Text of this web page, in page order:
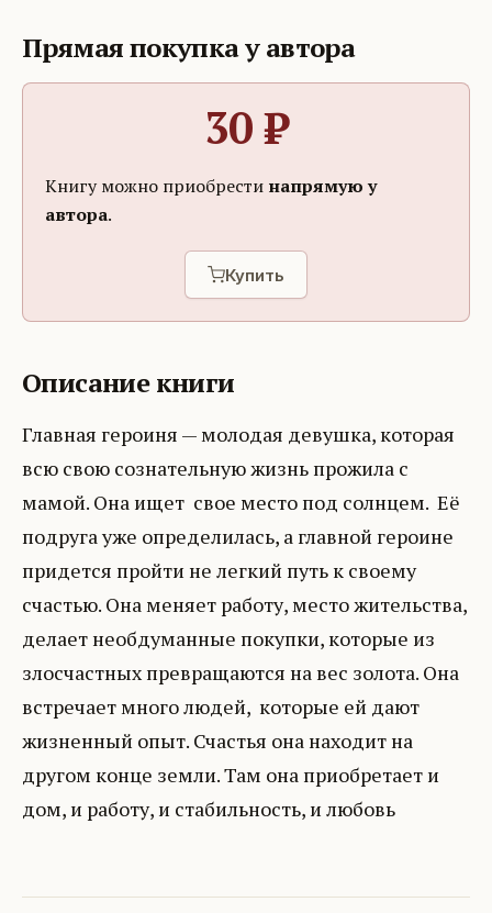
Прямая покупка у автора
30₽
Книгу можно приобрести напрямую у
автора.
Купить
Описание книги
Главная героиня — молодая девушка, которая
всю свою сознательную жизнь прожила с
мамой. Она ищет свое место под солнцем. Её
подруга уже определилась, а главной героине
придется пройти не легкий путь к своему
счастью. Она меняет работу, место жительства,
делает необдуманные покупки, которые из
злосчастных превращаются на вес золота. Она
встречает много людей, которые ей дают
жизненный опыт. Счастья она находит на
другом конце земли. Там она приобретает и
дом, и работу, и стабильность, и любовь